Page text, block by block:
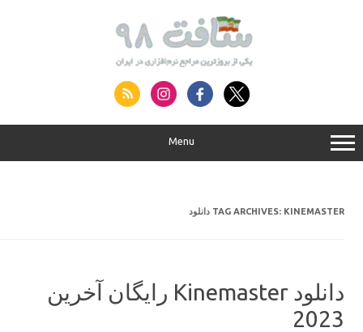
Menu
TAG ARCHIVES:KINEMASTER دانلود
دانلود Kinemaster رایگان آخرین
2023